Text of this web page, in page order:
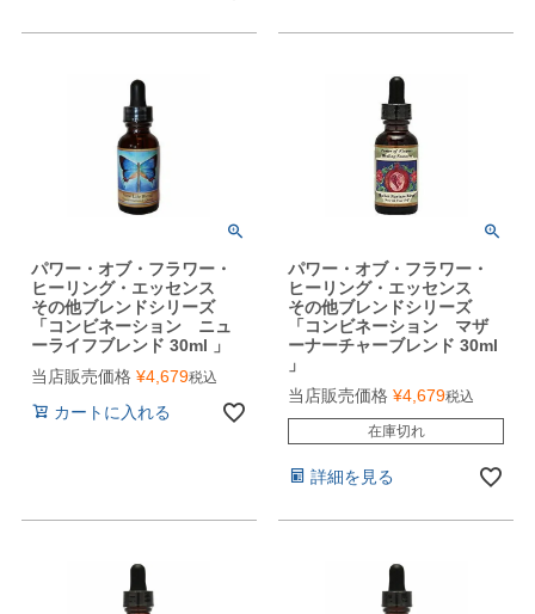
パワー・オブ・フラワー・
ヒーリング・エッセンス
その他ブレンドシリーズ
「コンビネーション ニュ
ーライフブレンド 30ml 」
当店販売価格 ¥4,679税込
カートに入れる
パワー・オブ・フラワー・
ヒーリング・エッセンス
その他ブレンドシリーズ
「コンビネーション マザ
ーナーチャーブレンド 30ml
」
当店販売価格 ¥4,679税込
在庫切れ
詳細を見る